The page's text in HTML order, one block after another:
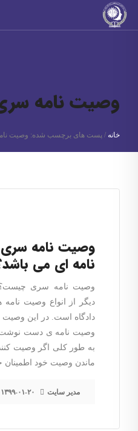
وصیت نامه
خانه / پست های برچسب شده: وصیت
وصیت نامه
نامه ای می
وصیت نامه سری
دیگر از انواع وصیت نامه
دادگاه است. در این وصیت
وصیت نامه ی دست نوشت
به طور کلی اگر وصیت
ماندن وصیت خود
مدیر سایت ۱۳۹۹-۰۱-۲۰